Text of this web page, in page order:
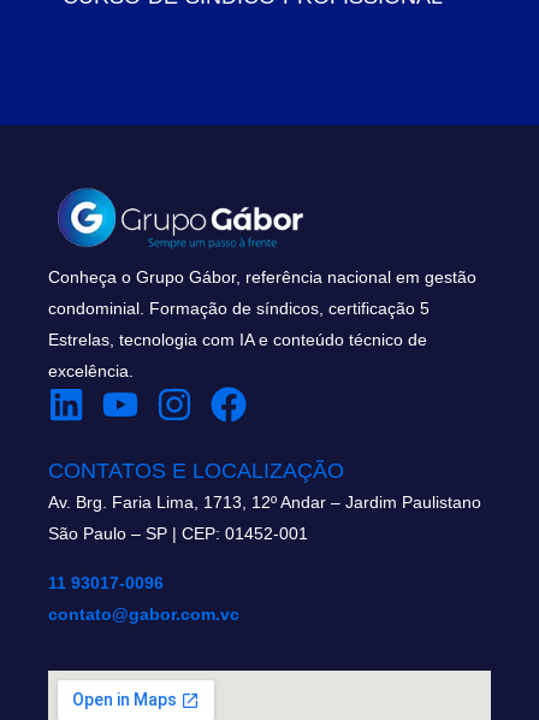
Conheça o Grupo Gábor, referência nacional em gestão
condominial. Formação de síndicos, certificação 5
Estrelas, tecnologia com IA e conteúdo técnico de
excelência.
CONTATOS E LOCALIZAÇÃO
Av. Brg. Faria Lima, 1713, 12º Andar – Jardim Paulistano
São Paulo – SP | CEP: 01452-001
11 93017-0096
contato@gabor.com.vc